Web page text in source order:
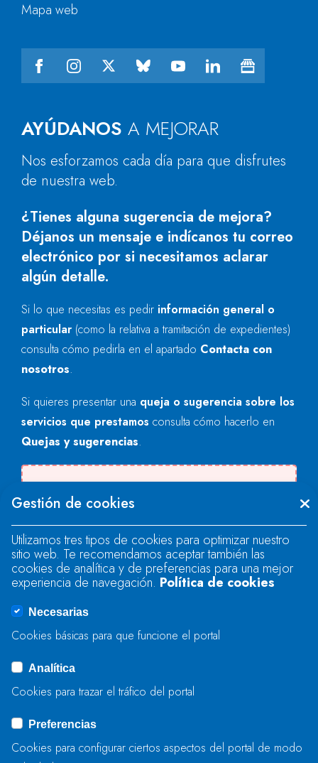
AYÚDANOS A MEJORAR
Nos esforzamos cada día para que disfrutes
de nuestra web.
¿Tienes alguna sugerencia de mejora?
Déjanos un mensaje e indícanos tu correo
electrónico por si necesitamos aclarar
algún detalle.
Si lo que necesitas es pedir información general o
particular (como la relativa a tramitación de expedientes)
consulta cómo pedirla en el apartado Contacta con
nosotros.
Si quieres presentar una queja o sugerencia sobre los
servicios que prestamos consulta cómo hacerlo en
Quejas y sugerencias.
"text".
Se produjo un error al cargar el campo
"text".
Se produjo un error al cargar el campo
ENVIAR
Mapa web
Gestión de cookies
Utilizamos tres tipos de cookies para optimizar nuestro
sitio web. Te recomendamos aceptar también las
cookies de analítica y de preferencias para una mejor
experiencia de navegación. Política de cookies
Necesarias
Cookies básicas para que funcione el portal
Analítica
Cookies para trazar el tráfico del portal
Preferencias
Cookies para configurar ciertos aspectos del portal de modo